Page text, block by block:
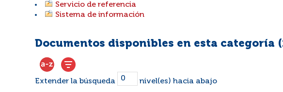
Servicio de referencia
Sistema de información
Documentos disponibles en esta categoría (
Extender la búsqueda nivel(es) hacia abajo